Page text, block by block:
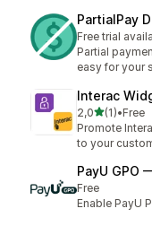
PartialPay
Free trial
Partial
easy for your
Interac
2,0av 5 stjerner
(1)
Totalt 1 omtaler
•Free
Promote
to your
PayU GPO
Free
Enable PayU